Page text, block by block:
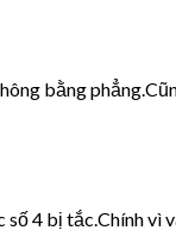
bằng
4 bị tắc.Chính